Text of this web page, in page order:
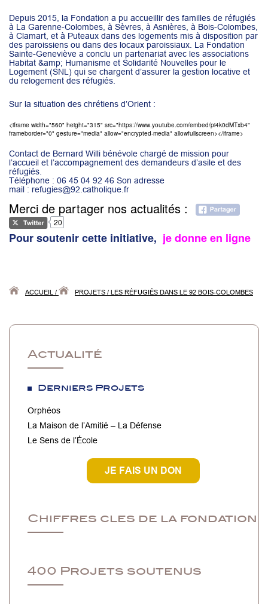
Depuis 2015, la Fondation a pu accueillir des familles de réfugiés
à La Garenne-Colombes, à Sèvres, à Asnières, à Bois-Colombes,
à Clamart, et à Puteaux dans des logements mis à disposition par
des paroissiens ou dans des locaux paroissiaux. La Fondation
Sainte-Geneviève a conclu un partenariat avec les associations
Habitat &amp; Humanisme et Solidarité Nouvelles pour le
Logement (SNL) qui se chargent d’assurer la gestion locative et
du relogement des réfugiés.
Sur la situation des chrétiens d’Orient :
<iframe width="560" height="315" src="https://www.youtube.com/embed/pi4k0dMTxb4"
frameborder="0" gesture="media" allow="encrypted-media" allowfullscreen></iframe>
Contact de Bernard Willi bénévole chargé de mission pour
l’accueil et l’accompagnement des demandeurs d’asile et des
réfugiés.
Téléphone : 06 45 04 92 46 Son adresse
mail : refugies@92.catholique.fr
Merci de partager nos actualités :
20
Pour soutenir cette initiative, je donne en ligne
ACCUEIL / PROJETS / LES RÉFUGIÉS DANS LE 92 BOIS-COLOMBES
Actualité
Derniers Projets
Orphéos
La Maison de l’Amitié – La Défense
Le Sens de l’École
JE FAIS UN DON
Chiffres cles de la fondation
400 Projets soutenus